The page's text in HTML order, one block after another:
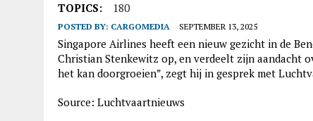
TOPICS: 180
POSTED BY: CARGOMEDIA SEPTEMBER 13, 2025
Singapore Airlines heeft een nieuw gezicht in de
Christian Stenkewitz op, en verdeelt zijn aandacht
het kan doorgroeien”, zegt hij in gesprek met
Source: Luchtvaartnieuws